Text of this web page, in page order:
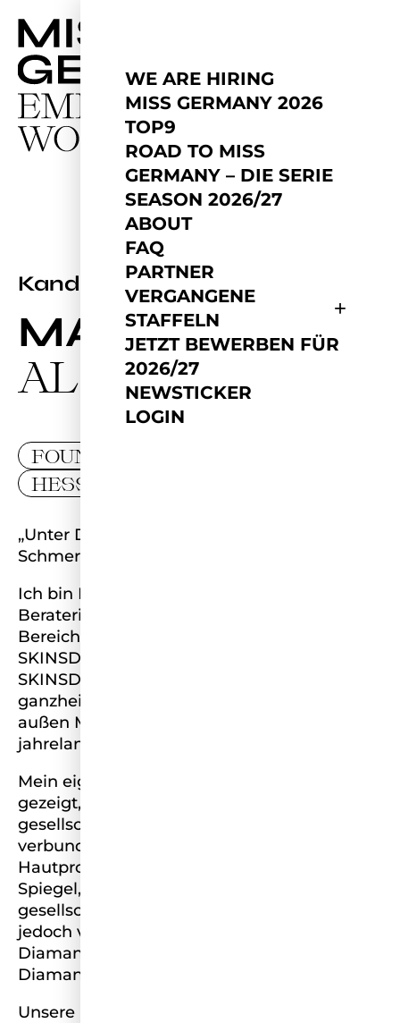
WE ARE HIRING
MISS GERMANY 2026
TOP9
ROAD TO MISS
GERMANY – DIE SERIE
SEASON 2026/27
ABOUT
FAQ
PARTNER
VERGANGENE
STAFFELN
JETZT BEWERBEN FÜR
2026/27
NEWSTICKER
LOGIN
Kandidatin2026
MARJAM
AL HAKIM
FOUNDER
HESSEN
„Unter Druck entstehen Diamanten – aus
Schmerz und Tiefpunkten eine Mission.“
Ich bin Marjam – Wissenschaftlerin,
Beraterin für Kliniken und Chirurg:innen im
Bereich Adipositas und Gründerin von
SKINSDIAMOND. Mit meinem Unternehmen
SKINSDIAMOND entwickle ich
ganzheitliche Hautpflege von innen und
außen Made in Germany, fundiert durch
jahrelange Forschung.
Mein eigener Leidensweg mit Akne hat mir
gezeigt, wie eng Haut, Gesundheit und
gesellschaftlicher Druck miteinander
verbunden sind. Menschen mit
Hautproblemen stehen oft nicht nur vor dem
Spiegel, sondern im Schatten
gesellschaftlicher Erwartungen. Was viele
jedoch vergessen: Unter Druck entstehen
Diamanten. Und wir alle tragen diesen
Diamanten in uns.
Unsere Diamant-Haut erzählt eine